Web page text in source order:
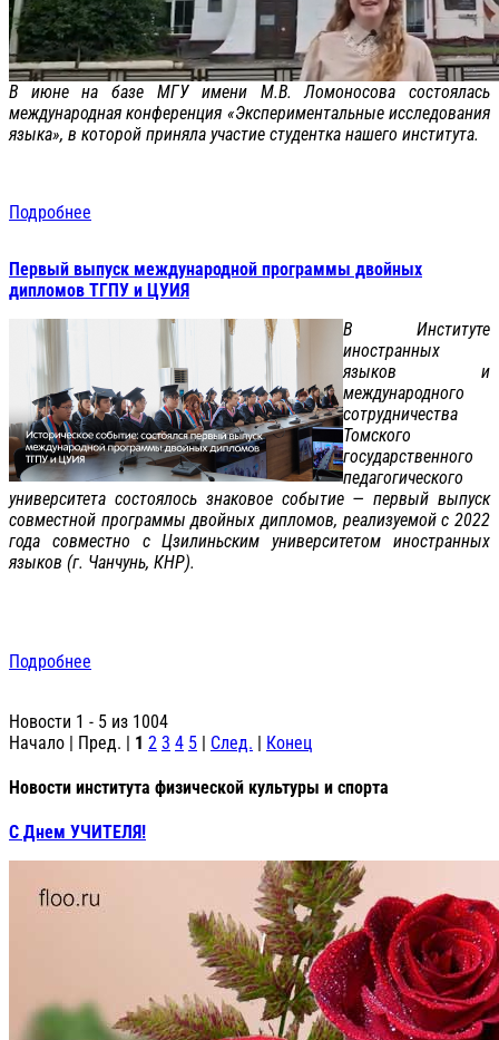
В июне на базе МГУ имени М.В. Ломоносова состоялась
международная конференция «Экспериментальные исследования
языка», в которой приняла участие студентка нашего института.
Подробнее
Первый выпуск международной программы двойных
дипломов ТГПУ и ЦУИЯ
В Институте
иностранных
языков и
международного
сотрудничества
Томского
государственного
педагогического
университета состоялось знаковое событие — первый выпуск
совместной программы двойных дипломов, реализуемой с 2022
года совместно с Цзилиньским университетом иностранных
языков (г. Чанчунь, КНР).
Подробнее
Новости 1 - 5 из 1004
Начало | Пред. | 1 2 3 4 5 | След. | Конец
Новости института физической культуры и спорта
С Днем УЧИТЕЛЯ!